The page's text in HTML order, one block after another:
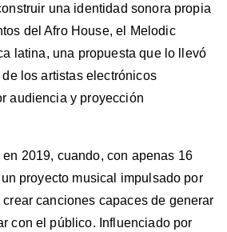
una identidad sonora propia
del Afro House, el Melodic
latina, una propuesta que lo llevó
los artistas electrónicos
audiencia y proyección
2019, cuando, con apenas 16
proyecto musical impulsado por
canciones capaces de generar
con el público. Influenciado por